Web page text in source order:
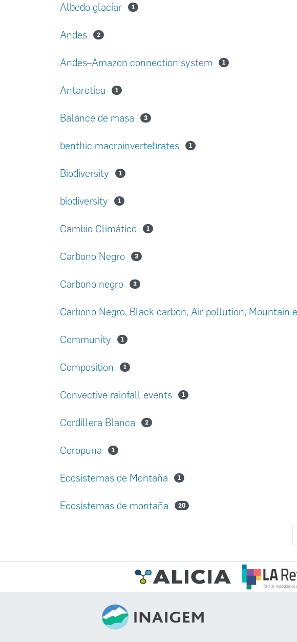
Albedo glaciar 1
Andes 2
Andes–Amazon connection system 1
Antarctica 1
Balance de masa 3
benthic macroinvertebrates 1
Biodiversity 1
biodiversity 1
Cambio Climático 1
Carbono Negro 3
Carbono negro 2
Carbono Negro, Black carbon, Air pollution, Mountain
Community 1
Composition 1
Convective rainfall events 1
Cordillera Blanca 2
Coropuna 1
Ecosistemas de Montaña 1
Ecosistemas de montaña 20